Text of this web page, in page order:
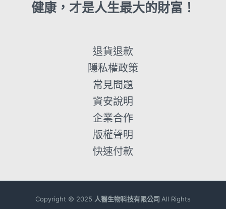
健康，才是人生最大的財富！
退貨退款
隱私權政策
常見問題
資安說明
企業合作
版權聲明
快速付款
Copyright © 2025 人醫生物科技有限公司 All Rights